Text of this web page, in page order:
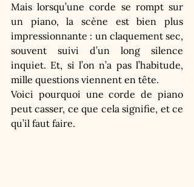
Mais lorsqu’une corde se rompt sur
un piano, la scène est bien plus
impressionnante : un claquement sec,
souvent suivi d’un long silence
inquiet. Et, si l’on n’a pas l’habitude,
mille questions viennent en tête.
Voici pourquoi une corde de piano
peut casser, ce que cela signifie, et ce
qu’il faut faire.